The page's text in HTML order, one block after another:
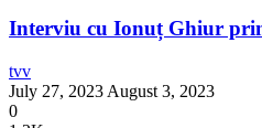
Interviu cu Ionuț Ghiur
tvv
July 27, 2023 August 3, 2023
0